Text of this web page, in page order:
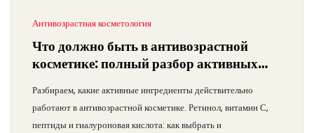
Антивозрастная косметология
Что должно быть в антивозрастной
косметике: полный разбор активных
Разбираем, какие активные ингредиенты действительно
работают в антивозрастной косметике. Ретинол, витамин С,
пептиды и гиалуроновая кислота: как выбрать и